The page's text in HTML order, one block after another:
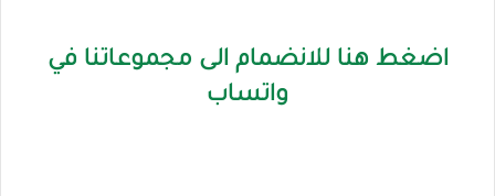
اضغط هنا للانضمام الى مجموعاتنا في
واتساب